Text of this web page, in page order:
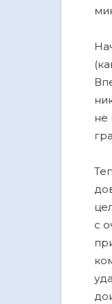
не
с